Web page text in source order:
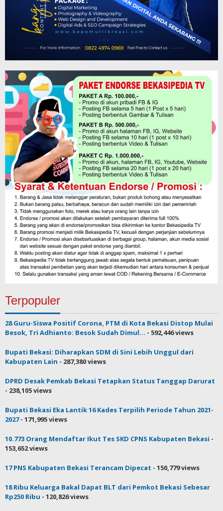
Terpopuler
28 Guru-Siswa Positif Corona, PTM di Kota Bekasi Distop Mulai
Besok, Tri Adhianto: Besok Sudah Dimul... - 592,446 views
Bupati Bekasi: Diharapkan SDM di Sini Lebih Unggul dari
Kabupaten Lain - 287,380 views
DPRD Desak Pemkab Bekasi Tetapkan Status Tanggap Darurat
- 238,105 views
Bupati Bekasi Eka Lantik 16 Kades Terpilih Periode Tahun 2021-
2027- 171,995 views
10.773 Orang Mendaftar Ikut Tes SKD CPNS Kabupaten Bekasi -
153,652 views
17 PNS Kabupaten Bekasi Terancam Dipecat - 150,779 views
18 Ribu Keluarga Bakal Dapat BLT dari Pemkot Bekasi Sebesar
Rp250 Ribu - 120,826 views